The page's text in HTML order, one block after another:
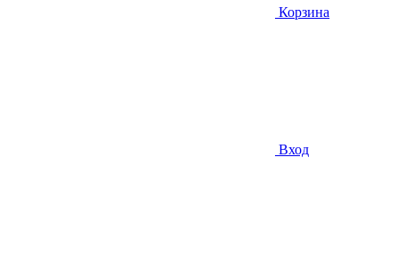
Корзина
Вход